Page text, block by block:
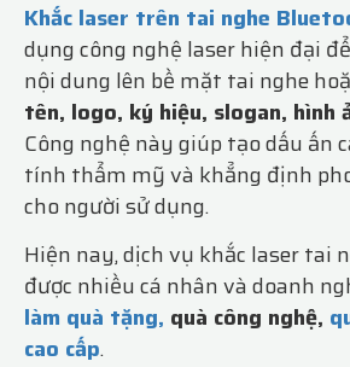
Khắc laser trên tai nghe
dụng công nghệ laser hiện đại
nội dung lên bề mặt tai nghe
tên, logo, ký hiệu, slogan, hình
Công nghệ này giúp tạo dấu ấn
tính thẩm mỹ và khẳng định
cho người sử dụng.
Hiện nay, dịch vụ khắc laser tai
được nhiều cá nhân và doanh
làm quà tặng, quà công nghệ,
cao cấp.